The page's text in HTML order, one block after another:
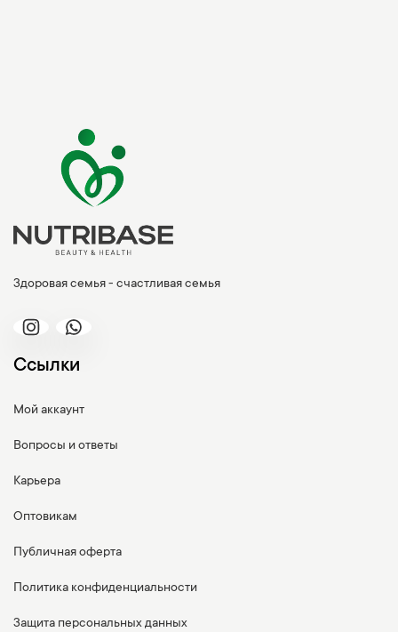
Здоровая семья - счастливая семья
Ссылки
Мой аккаунт
Вопросы и ответы
Карьера
Оптовикам
Публичная оферта
Политика конфиденциальности
Защита персональных данных